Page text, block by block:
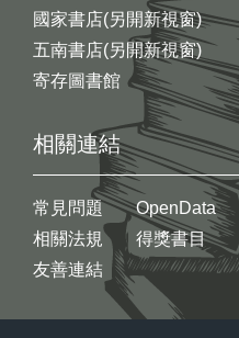
國家書店(另開新視窗)
五南書店(另開新視窗)
寄存圖書館
相關連結
常見問題
相關法規
友善連結
OpenData
得獎書目